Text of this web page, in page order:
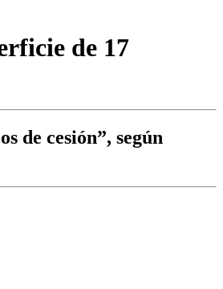
de 17
de cesión”, según